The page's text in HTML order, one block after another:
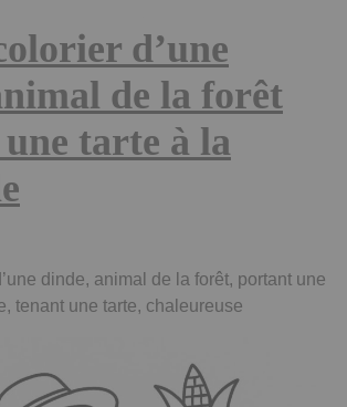
d’une
de la forêt
tarte à la
dinde, animal de la forêt, portant une
tenant une tarte, chaleureuse